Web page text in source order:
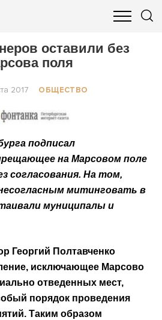
БИЗНЕС И ФИНАНСЫ
оставили без
поля
2017 ОБЩЕСТВО
подписал
на Марсовом поле
согласования. На том,
митинговать в
муниципалы и
Георгий Полтавченко
исключающее Марсово
отведенных мест,
порядок проведения
Таким образом